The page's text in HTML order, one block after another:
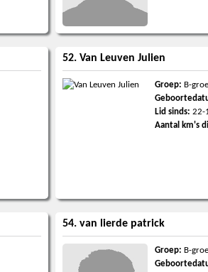
52. Van Leuven Julien
Groep: B-
Lid sinds: 22-
Aantal km's
54. van lierde patrick
Groep: B-